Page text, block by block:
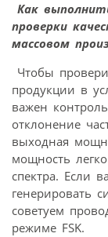
Как
проверки
массовом
Чтобы
продукции в
важен
отклонение
выходная
мощность
спектра. Если
генерировать
советуем
режиме FSK.